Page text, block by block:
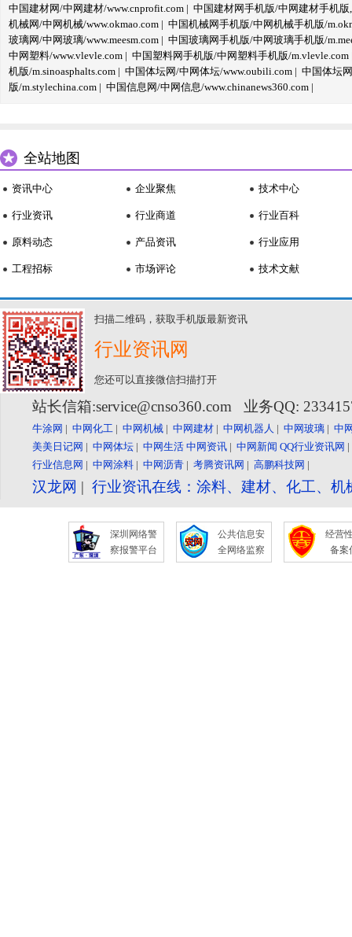
中国建材网/中网建材/www.cnprofit.com | 中国建材网手机版/中网建材手机版
机械网/中网机械/www.okmao.com | 中国机械网手机版/中网机械手机版/
玻璃网/中网玻璃/www.meesm.com | 中国玻璃网手机版/中网玻璃手机版/
中网塑料/www.vlevle.com | 中国塑料网手机版/中网塑料手机版/m.vlevle.com
机版/m.sinoasphalts.com | 中国体坛网/中网体坛/www.oubili.com | 中国体坛
版/m.stylechina.com | 中国信息网/中网信息/www.chinanews360.com |
全站地图
资讯中心
行业资讯
原料动态
工程招标
企业聚焦
行业商道
产品资讯
市场评论
技术中心
行业百科
行业应用
技术文献
扫描二维码，获取手机版最新资讯
行业资讯网
您还可以直接微信扫描打开
站长信箱:service@cnso360.com 业务QQ:
牛涂网 | 中网化工 | 中网机械 | 中网建材 | 中网机器人 | 中网玻璃 | 中
美美日记网 | 中网体坛 | 中网生活 中网资讯 | 中网新闻 QQ行业资讯网
行业信息网 | 中网涂料 | 中网沥青 | 考腾资讯网 | 高鹏科技网 |
汉龙网 | 行业资讯在线：涂料、建材、化工、
深圳网络警
察报警平台
公共信息安
全网络监察
经营
备案